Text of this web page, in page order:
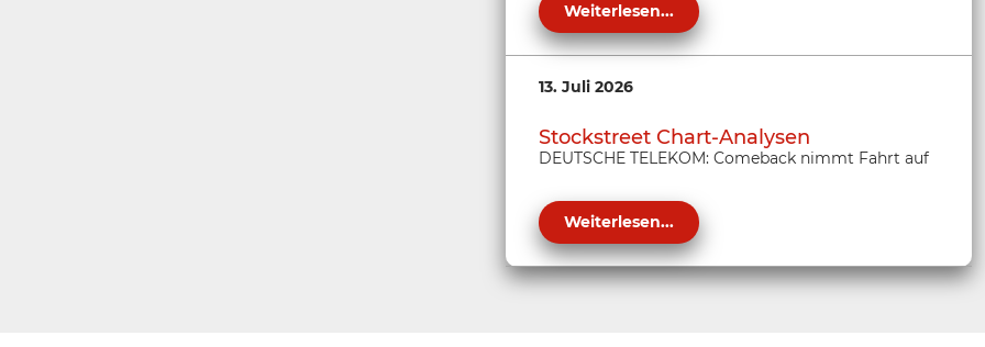
Weiterlesen...
13. Juli 2026
Stockstreet Chart-Analysen
DEUTSCHE TELEKOM: Comeback nimmt Fahrt auf
Weiterlesen...